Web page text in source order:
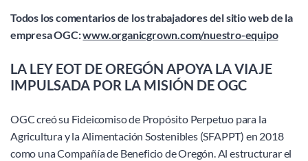
Todos los comentarios de los trabajadores del sitio web de la
empresa OGC: www.organicgrown.com/nuestro-equipo
LA LEY EOT DE OREGÓN APOYA LA VIAJE
IMPULSADA POR LA MISIÓN DE OGC
OGC creó su Fideicomiso de Propósito Perpetuo para la
Agricultura y la Alimentación Sostenibles (SFAPPT) en 2018
como una Compañía de Beneficio de Oregón. Al estructurar el